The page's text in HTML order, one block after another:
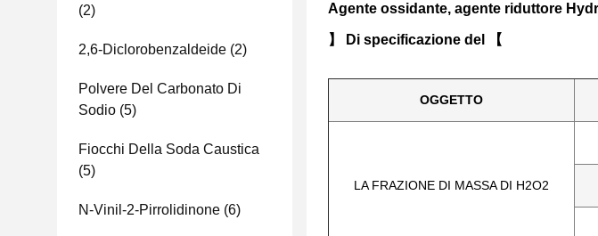
(2)
2,6-Diclorobenzaldeide (2)
Polvere Del Carbonato Di
Sodio (5)
Fiocchi Della Soda Caustica
(5)
N-Vinil-2-Pirrolidinone (6)
Agente ossidante, agente riduttore
】 Di specificazione del 【
OGGETTO
LA FRAZIONE DI MASSA DI H2O2